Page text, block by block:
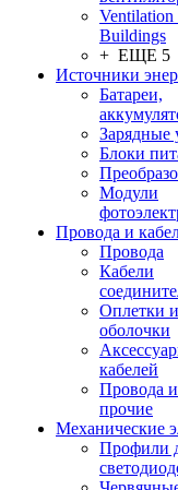
Ventilation
Buildings
+ ЕЩЕ 5
Источники
Батареи,
Зарядные
Блоки
Модули
Провода и
Провода
Кабели
Оплетки
оболочки
кабелей
Провода
прочие
Механические
Профили